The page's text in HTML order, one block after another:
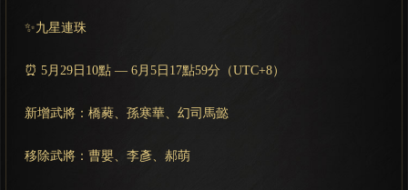
✨九星連珠
⏰ 5月29日10點 — 6月5日17點59分（UTC+8）
新增武將：橋蕤、孫寒華、幻司馬懿
移除武將：曹嬰、李彥、郝萌